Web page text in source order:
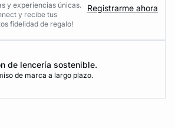
y experiencias únicas.
y recibe tus
fidelidad de regalo!
Registrarme ahora
de lencería sostenible.
de marca a largo plazo.